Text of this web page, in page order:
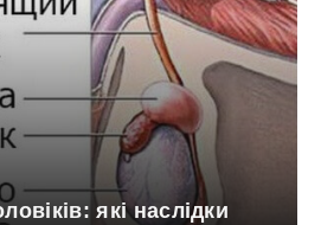
які наслідки